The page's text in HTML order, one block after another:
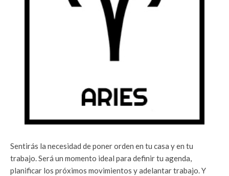
Sentirás la necesidad de poner orden en tu casa y en tu
trabajo. Será un momento ideal para definir tu agenda,
planificar los próximos movimientos y adelantar trabajo. Y